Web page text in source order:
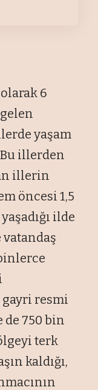
6
yaşam
illerden
illerin
öncesi 1,5
ilde
gayri resmi
750 bin
terk
kaldığı,